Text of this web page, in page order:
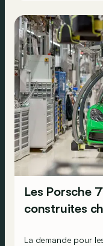
Les Porsche
construites
La demande pour